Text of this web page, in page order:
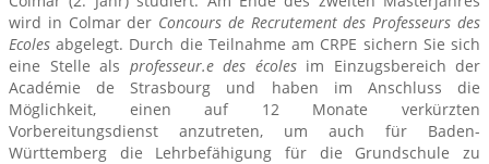
wird in Colmar der Concours de Recrutement des Professeurs des
Ecoles abgelegt. Durch die Teilnahme am CRPE sichern Sie sich
eine Stelle als professeur.e des écolesim Einzugsbereich der
Académie de Strasbourg und haben im Anschluss die
Möglichkeit, einen auf 12 Monate verkürzten
Vorbereitungsdienst anzutreten, um auch für Baden-
Württemberg die Lehrbefähigung für die Grundschule zu